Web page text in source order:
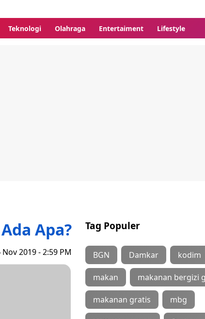
Teknologi Olahraga Entertaiment Lifestyle
Apa?
Nov 2019 - 2:59 PM
Tag Populer
BGN Damkar kodim
makan makanan bergizi
makanan gratis mbg